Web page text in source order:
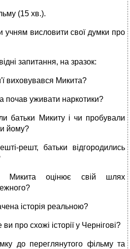
(15 хв.).
учням висловити свої думки про
запитання, на зразок:
виховувався Микита?
почав уживати наркотики?
батьки Микиту і чи пробували
йому?
решт, батьки відгородились
оцінює свій шлях
історія реальною?
про схожі історії у Чернігові?
до переглянутого фільму та